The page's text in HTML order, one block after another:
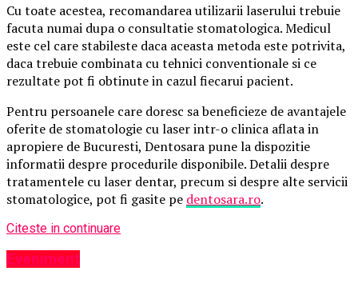
Cu toate acestea, recomandarea utilizarii laserului trebuie
facuta numai dupa o consultatie stomatologica. Medicul
este cel care stabileste daca aceasta metoda este potrivita,
daca trebuie combinata cu tehnici conventionale si ce
rezultate pot fi obtinute in cazul fiecarui pacient.
Pentru persoanele care doresc sa beneficieze de avantajele
oferite de stomatologie cu laser intr-o clinica aflata in
apropiere de Bucuresti, Dentosara pune la dispozitie
informatii despre procedurile disponibile. Detalii despre
tratamentele cu laser dentar, precum si despre alte servicii
stomatologice, pot fi gasite pe dentosara.ro.
Citeste in continuare
Eveniment